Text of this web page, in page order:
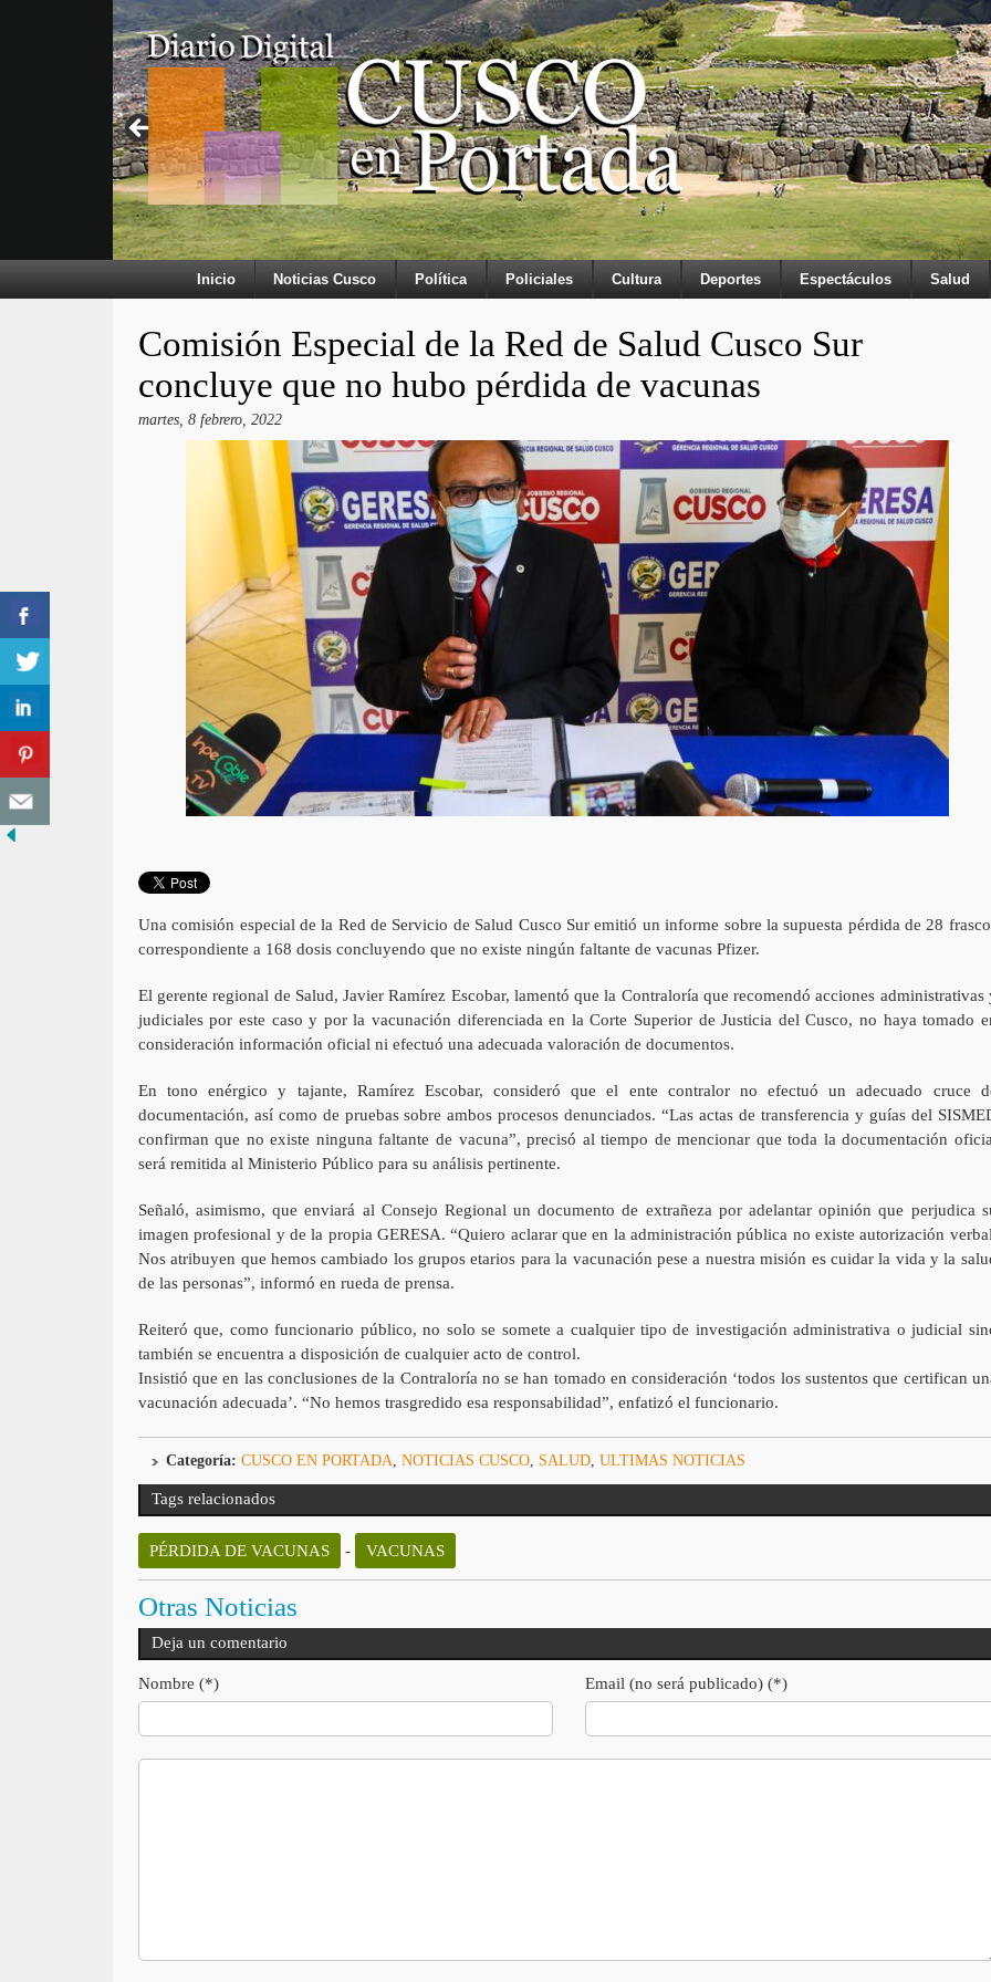
Inicio Noticias Cusco Política Policiales Cultura Deportes Espectáculos Salud
Comisión Especial de la Red de Salud Cusco Sur
concluye que no hubo pérdida de vacunas
martes, 8 febrero, 2022
Una comisión especial de la Red de Servicio de Salud Cusco Sur emitió un informe sobre la supuesta pérdida de 28
correspondiente a 168 dosis concluyendo que no existe ningún faltante de vacunas Pfizer.
El gerente regional de Salud, Javier Ramírez Escobar, lamentó que la Contraloría que recomendó acciones administrativas
judiciales por este caso y por la vacunación diferenciada en la Corte Superior de Justicia del Cusco, no haya tomado
consideración información oficial ni efectuó una adecuada valoración de documentos.
En tono enérgico y tajante, Ramírez Escobar, consideró que el ente contralor no efectuó un adecuado cruce
documentación, así como de pruebas sobre ambos procesos denunciados. “Las actas de transferencia y guías del
confirman que no existe ninguna faltante de vacuna”, precisó al tiempo de mencionar que toda la documentación
será remitida al Ministerio Público para su análisis pertinente.
Señaló, asimismo, que enviará al Consejo Regional un documento de extrañeza por adelantar opinión que perjudica
imagen profesional y de la propia GERESA. “Quiero aclarar que en la administración pública no existe autorización
Nos atribuyen que hemos cambiado los grupos etarios para la vacunación pese a nuestra misión es cuidar la vida y la
de las personas”, informó en rueda de prensa.
Reiteró que, como funcionario público, no solo se somete a cualquier tipo de investigación administrativa o judicial
también se encuentra a disposición de cualquier acto de control.
Insistió que en las conclusiones de la Contraloría no se han tomado en consideración ‘todos los sustentos que certifican
vacunación adecuada’. “No hemos trasgredido esa responsabilidad”, enfatizó el funcionario.
Categoría: CUSCO EN PORTADA NOTICIAS CUSCO, SALUD, ULTIMAS NOTICIAS
Tags relacionados
PÉRDIDA DE VACUNAS - VACUNAS
Otras Noticias
Deja un comentario
Nombre (*) Email (no será publicado) (*)